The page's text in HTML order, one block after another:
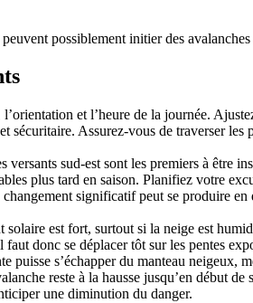
possiblement initier des
et l’heure de la journée.
sécuritaire. Assurez-vous de traverser les
sud-est sont les premiers à être
plus tard en saison. Planifiez votre
significatif peut se produire
est fort, surtout si la neige est
donc se déplacer tôt sur les pentes
puisse s’échapper du manteau neigeux,
reste à la hausse jusqu’en début
une diminution du danger.